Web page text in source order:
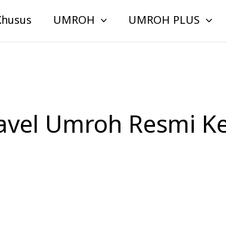
UMROH UMROH PLUS
Umroh Resmi